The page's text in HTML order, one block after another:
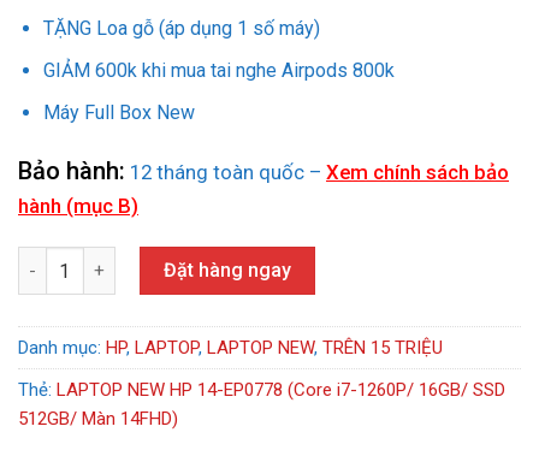
TẶNG Loa gỗ (áp dụng 1 số máy)
GIẢM 600k khi mua tai nghe Airpods 800k
Máy Full Box New
Bảo hành: 12 tháng toàn quốc – Xem chính sách bảo
hành (mục B)
LAPTOP NEW HP 14-EP0778 (Core i7-1260P/ 16GB/ SSD
Đặt hàng ngay
Danh mục: HP, LAPTOP, LAPTOP NEW, TRÊN 15 TRIỆU
Thẻ: LAPTOP NEW HP 14-EP0778 (Core i7-1260P/ 16GB/ SSD
512GB/ Màn 14FHD)